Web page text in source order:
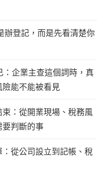
辦登記，而是先看清楚你
企業主查這個詞時，真
能不能被看見
：從開業現場、稅務風
判斷的事
從公司設立到記帳、稅